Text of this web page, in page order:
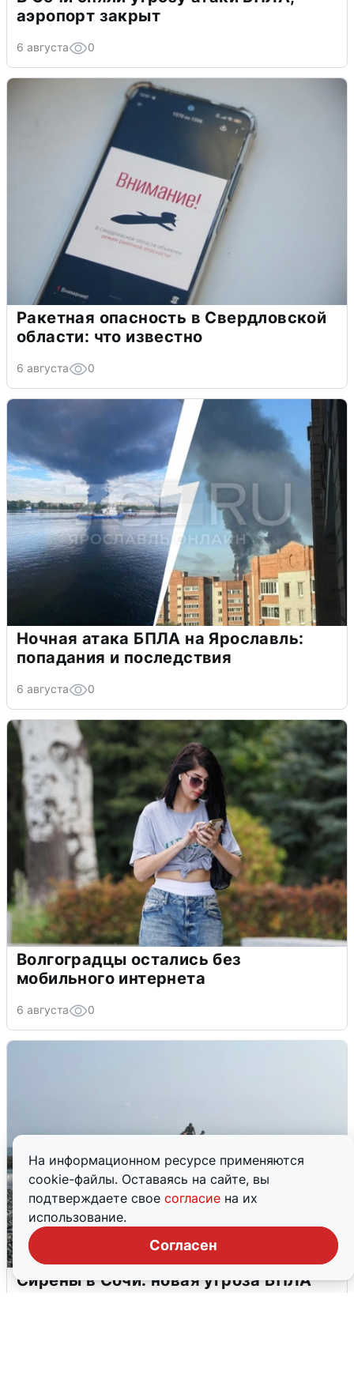
На информационном ресурсе применяются
cookie-файлы. Оставаясь на сайте, вы
подтверждаете свое согласие на их
использование.
Согласен
аэропорт закрыт
6 августа 0
Ракетная опасность в Свердловской
области: что известно
6 августа 0
Ночная атака БПЛА на Ярославль:
попадания и последствия
6 августа 0
Волгоградцы остались без
мобильного интернета
6 августа 0
Сирены в Сочи: новая угроза БПЛА